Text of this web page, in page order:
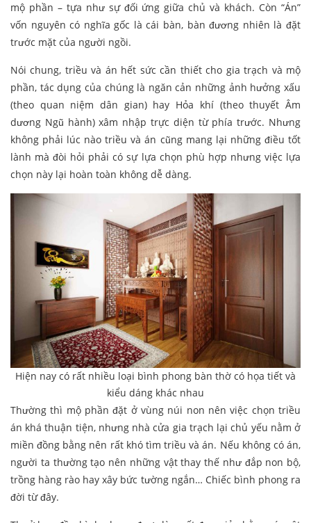
mộ phần – tựa như sự đối ứng giữa chủ và khách. Còn “Án”
vốn nguyên có nghĩa gốc là cái bàn, bàn đương nhiên là đặt
trước mặt của người ngồi.
Nói chung, triều và án hết sức cần thiết cho gia trạch và mộ
phần, tác dụng của chúng là ngăn cản những ảnh hưởng xấu
(theo quan niệm dân gian) hay Hỏa khí (theo thuyết Âm
dương Ngũ hành) xâm nhập trực diện từ phía trước. Nhưng
không phải lúc nào triều và án cũng mang lại những điều tốt
lành mà đòi hỏi phải có sự lựa chọn phù hợp nhưng việc lựa
chọn này lại hoàn toàn không dễ dàng.
Hiện nay có rất nhiều loại bình phong bàn thờ có họa tiết và
kiểu dáng khác nhau
Thường thì mộ phần đặt ở vùng núi non nên việc chọn triều
án khá thuận tiện, nhưng nhà cửa gia trạch lại chủ yếu nằm ở
miền đồng bằng nên rất khó tìm triều và án. Nếu không có án,
người ta thường tạo nên những vật thay thế như đắp non bộ,
trồng hàng rào hay xây bức tường ngắn… Chiếc bình phong ra
đời từ đây.